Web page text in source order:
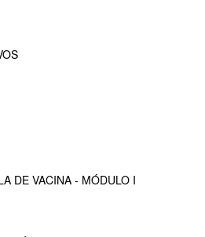
DE VACINA - MÓDULO I